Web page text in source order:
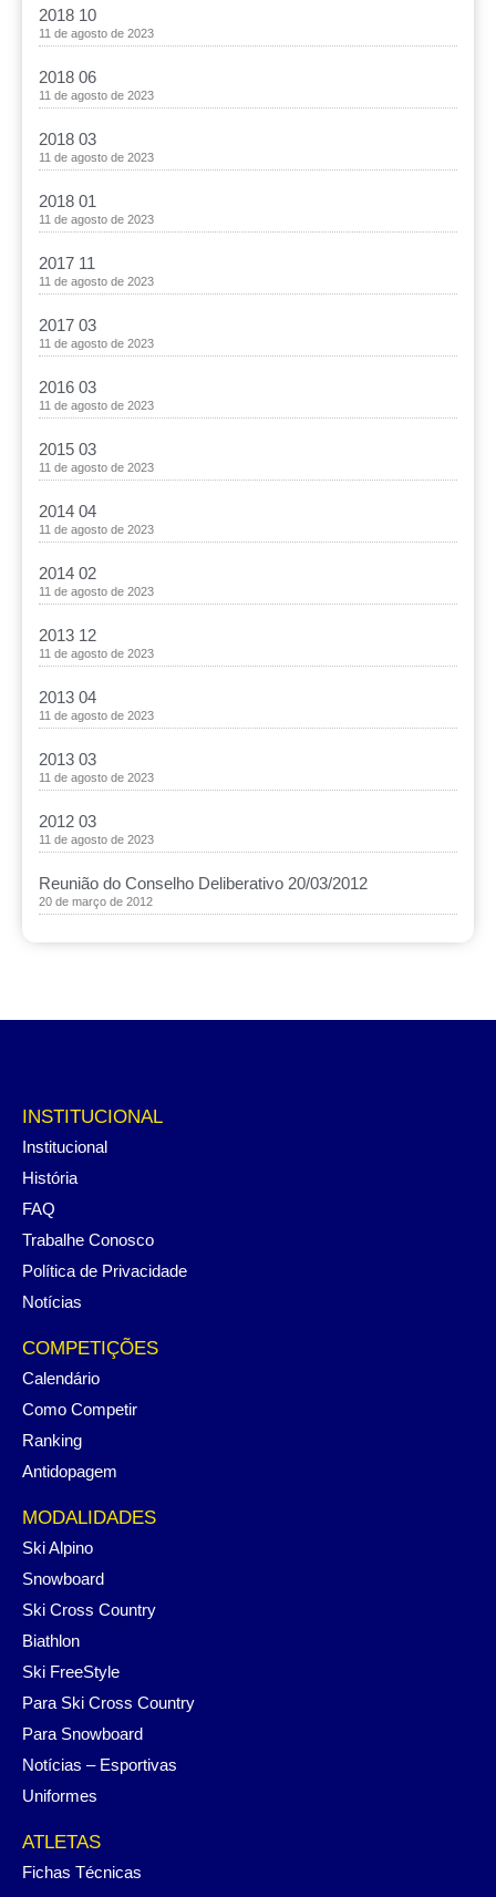
2018 10
11 de agosto de 2023
2018 06
11 de agosto de 2023
2018 03
11 de agosto de 2023
2018 01
11 de agosto de 2023
2017 11
11 de agosto de 2023
2017 03
11 de agosto de 2023
2016 03
11 de agosto de 2023
2015 03
11 de agosto de 2023
2014 04
11 de agosto de 2023
2014 02
11 de agosto de 2023
2013 12
11 de agosto de 2023
2013 04
11 de agosto de 2023
2013 03
11 de agosto de 2023
2012 03
11 de agosto de 2023
Reunião do Conselho Deliberativo 20/03/2012
20 de março de 2012
INSTITUCIONAL
Institucional
História
FAQ
Trabalhe Conosco
Política de Privacidade
Notícias
COMPETIÇÕES
Calendário
Como Competir
Ranking
Antidopagem
MODALIDADES
Ski Alpino
Snowboard
Ski Cross Country
Biathlon
Ski FreeStyle
Para Ski Cross Country
Para Snowboard
Notícias – Esportivas
Uniformes
ATLETAS
Fichas Técnicas